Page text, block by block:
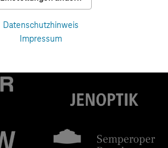
Datenschutzhinweis
Impressum